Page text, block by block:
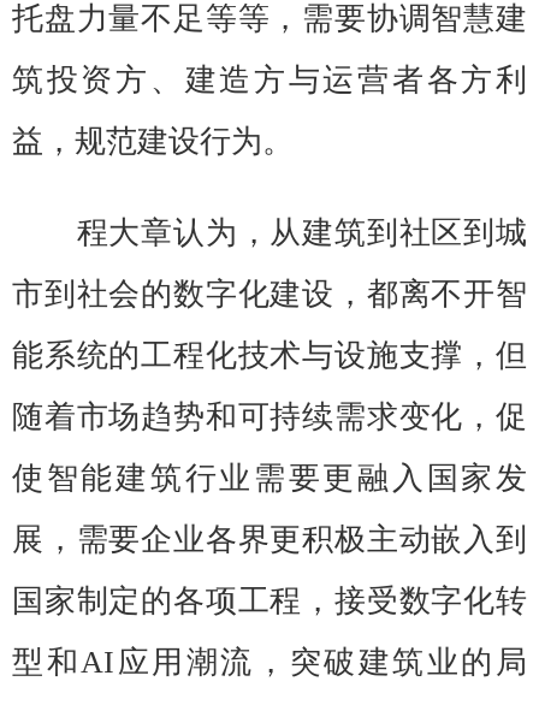
托盘力量不足等等，需要协调智慧建
筑投资方、建造方与运营者各方利
益，规范建设行为。
程大章认为，从建筑到社区到城
市到社会的数字化建设，都离不开智
能系统的工程化技术与设施支撑，但
随着市场趋势和可持续需求变化，促
使智能建筑行业需要更融入国家发
展，需要企业各界更积极主动嵌入到
国家制定的各项工程，接受数字化转
型和AI应用潮流，突破建筑业的局